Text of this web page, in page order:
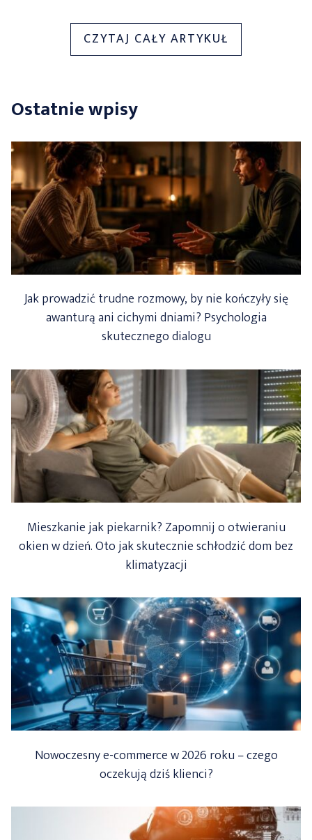
CZYTAJ CAŁY ARTYKUŁ
CZĘŚĆ
SIĘ
PREMIERY?”
Ostatnie wpisy
Jak prowadzić trudne rozmowy, by nie kończyły się
awanturą ani cichymi dniami? Psychologia
skutecznego dialogu
Mieszkanie jak piekarnik? Zapomnij o otwieraniu
okien w dzień. Oto jak skutecznie schłodzić dom bez
klimatyzacji
Nowoczesny e-commerce w 2026 roku – czego
oczekują dziś klienci?